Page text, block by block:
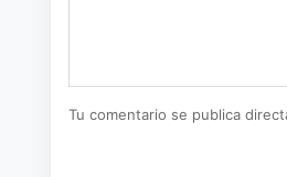
Tu comentario se publica